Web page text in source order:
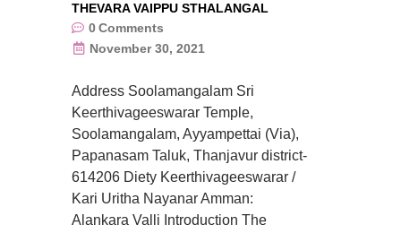
THEVARA VAIPPU STHALANGAL
0Comments
November 30, 2021
Address Soolamangalam Sri
Keerthivageeswarar Temple,
Soolamangalam, Ayyampettai (Via),
Papanasam Taluk, Thanjavur district-
614206 Diety Keerthivageeswarar /
Kari Uritha Nayanar Amman:
Alankara Valli Introduction The